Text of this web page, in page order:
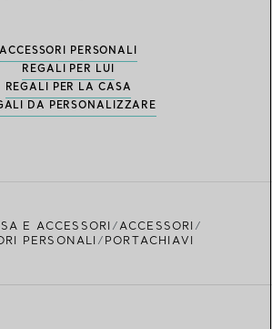
ACCESSORI PERSONALI
REGALI PER LUI
REGALI PER LA CASA
DA PERSONALIZZARE
E ACCESSORI
ACCESSORI
PERSONALI
PORTACHIAVI